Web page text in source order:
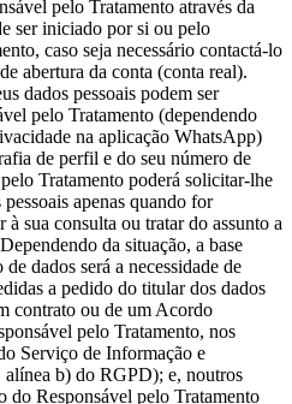
pelo Tratamento através da
ser iniciado por si ou pelo
caso seja necessário contactá-lo
abertura da conta (conta real).
dados pessoais podem ser
pelo Tratamento (dependendo
na aplicação WhatsApp)
de perfil e do seu número de
Tratamento poderá solicitar-lhe
apenas quando for
à sua consulta ou tratar do assunto a
da situação, a base
dados será a necessidade de
a pedido do titular dos dados
contrato ou de um Acordo
pelo Tratamento, nos
Serviço de Informação e
alínea b) do RGPD); e, noutros
do Responsável pelo Tratamento